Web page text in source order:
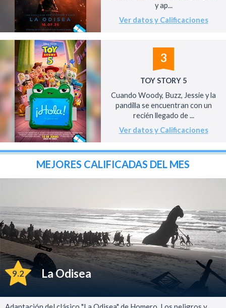
y ap...
Ver datos y Calificaciones
3
TOY STORY 5
Cuando Woody, Buzz, Jessie y la
pandilla se encuentran con un
recién llegado de ...
Ver datos y Calificaciones
MEJORES CALIFICADAS DEL MES
9.2 La Odisea